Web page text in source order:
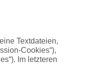
Textdateien,
Cookies“),
Im letzteren